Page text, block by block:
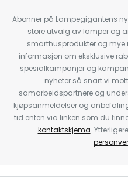
Abonner på Lampegigantens
store utvalg av lamper og
smarthusprodukter og
informasjon om eksklusive
spesialkampanjer og
nyheter så snart vi
samarbeidspartnere og
kjøpsanmeldelser og
tid enten via linken som du
kontaktskjema.